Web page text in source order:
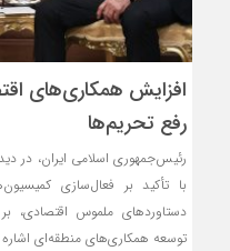
افزایش همکاری‌های
رفع تحریم‌ها
رئیس‌جمهوری اسلامی ایران، در
با تأکید بر فعال‌سازی
دستاوردهای ملموس اقتصادی،
توسعه همکاری‌های منطقه‌ای اشاره